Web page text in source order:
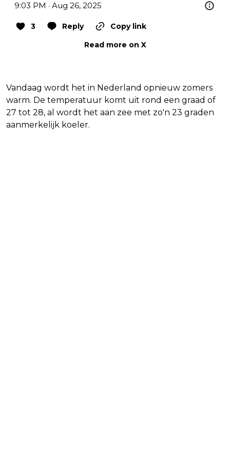
9:03 PM · Aug 26, 2025
3 Reply
Copy link
Read more on X
Vandaag wordt het in Nederland opnieuw zomers
warm. De temperatuur komt uit rond een graad of
27 tot 28, al wordt het aan zee met zo'n 23 graden
aanmerkelijk koeler.